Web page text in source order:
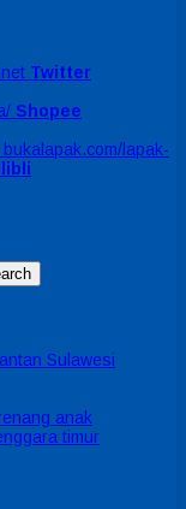
Twitter
Shopee
bukalapak.com/lapak-
Sulawesi
anak
timur